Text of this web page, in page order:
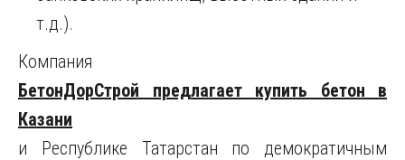
т.д.).
Компания
БетонДорСтрой предлагает купить бетон в
Казани
и Республике Татарстан по демократичным